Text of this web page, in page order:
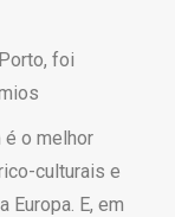
foi
é o melhor
culturais e
E, em